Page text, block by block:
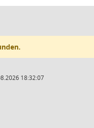
18:32:07